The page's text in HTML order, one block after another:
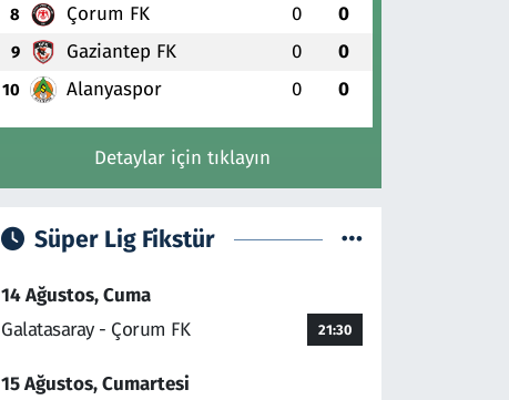
8 Çorum FK 0 0
9 Gaziantep FK 0 0
10 Alanyaspor 0 0
Detaylar için tıklayın
Süper Lig Fikstür
14 Ağustos, Cuma
Galatasaray - Çorum FK
21:30
15 Ağustos, Cumartesi